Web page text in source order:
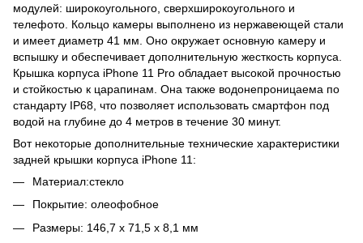
модулей: широкоугольного, сверхширокоугольного и
телефото. Кольцо камеры выполнено из нержавеющей стали
и имеет диаметр 41 мм. Оно окружает основную камеру и
вспышку и обеспечивает дополнительную жесткость корпуса.
Крышка корпуса iPhone 11 Pro обладает высокой прочностью
и стойкостью к царапинам. Она также водонепроницаема по
стандарту IP68, что позволяет использовать смартфон под
водой на глубине до 4 метров в течение 30 минут.
Вот некоторые дополнительные технические характеристики
задней крышки корпуса iPhone 11:
Материал:стекло
Покрытие: олеофобное
Размеры: 146,7 x 71,5 x 8,1 мм